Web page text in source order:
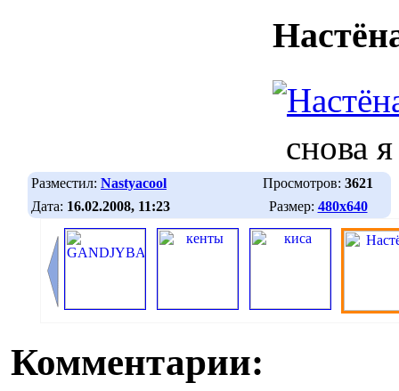
снова я
Разместил: Nastyacool Просмотров: 3621
Дата: 16.02.2008, 11:23 Размер: 480х640
Комментарии: